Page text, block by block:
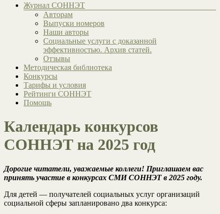
Журнал СОННЭТ
Авторам
Выпуски номеров
Наши авторы
Социальные услуги с доказанной
эффективностью. Архив статей.
Отзывы
Методическая библиотека
Конкурсы
Тарифы и условия
Рейтинги СОННЭТ
Помощь
Календарь конкурсов
СОННЭТ на 2025 год
Дорогие читатели, уважаемые коллеги! Приглашаем вас
принять участие в конкурсах СМИ СОННЭТ в 2025 году.
Для детей — получателей социальных услуг организаций
социальной сферы запланировано два конкурса: